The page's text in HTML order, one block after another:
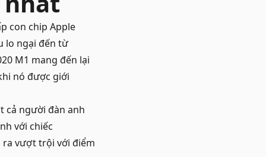
con chip Apple
lo ngại đến từ
M1 mang đến lại
nó được giới
cả người đàn anh
với chiếc
ra vượt trội với điểm